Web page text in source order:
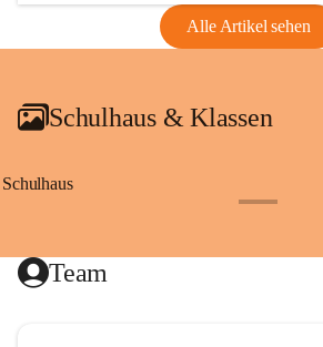
Alle Artikel sehen
Schulhaus & Klassen
Schulhaus
Team